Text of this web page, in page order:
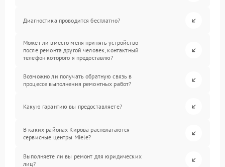
Диагностика проводится бесплатно?
Может ли вместо меня принять устройство
после ремонта другой человек, контактный
телефон которого я предоставлю?
Возможно ли получать обратную связь в
процессе выполнения ремонтных работ?
Какую гарантию вы предоставляете?
В каких районах Кирова располагаются
сервисные центры Miele?
Выполняете ли вы ремонт для юридических
лиц?